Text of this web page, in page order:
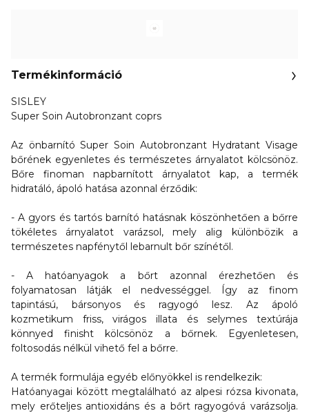
Termékinformáció
SISLEY
Super Soin Autobronzant coprs
Az önbarnító Super Soin Autobronzant Hydratant Visage
bőrének egyenletes és természetes árnyalatot kölcsönöz.
Bőre finoman napbarnított árnyalatot kap, a termék
hidratáló, ápoló hatása azonnal érződik:
- A gyors és tartós barnító hatásnak köszönhetően a bőrre
tökéletes árnyalatot varázsol, mely alig különbözik a
természetes napfénytől lebarnult bőr színétől.
- A hatóanyagok a bőrt azonnal érezhetően és
folyamatosan látják el nedvességgel. Így az finom
tapintású, bársonyos és ragyogó lesz. Az ápoló
kozmetikum friss, virágos illata és selymes textúrája
könnyed finisht kölcsönöz a bőrnek.
Egyenletesen,
foltosodás nélkül vihető fel a bőrre.
A termék formulája egyéb előnyökkel is rendelkezik:
Hatóanyagai között megtalálható az alpesi rózsa kivonata,
mely erőteljes antioxidáns és a bőrt ragyogóvá varázsolja.